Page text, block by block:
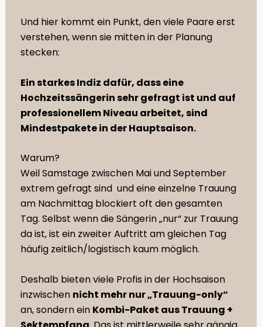
Und hier kommt ein Punkt, den viele Paare erst
verstehen, wenn sie mitten in der Planung
stecken:
Ein starkes Indiz dafür, dass eine
Hochzeitssängerin sehr gefragt ist und auf
professionellem Niveau arbeitet, sind
Mindestpakete in der Hauptsaison.
Warum?
Weil Samstage zwischen Mai und September
extrem gefragt sind und eine einzelne Trauung
am Nachmittag blockiert oft den gesamten
Tag. Selbst wenn die Sängerin „nur“ zur Trauung
da ist, ist ein zweiter Auftritt am gleichen Tag
häufig zeitlich/logistisch kaum möglich.
Deshalb bieten viele Profis in der Hochsaison
inzwischen nicht mehr nur „Trauung-only“
an, sondern ein Kombi-Paket aus Trauung +